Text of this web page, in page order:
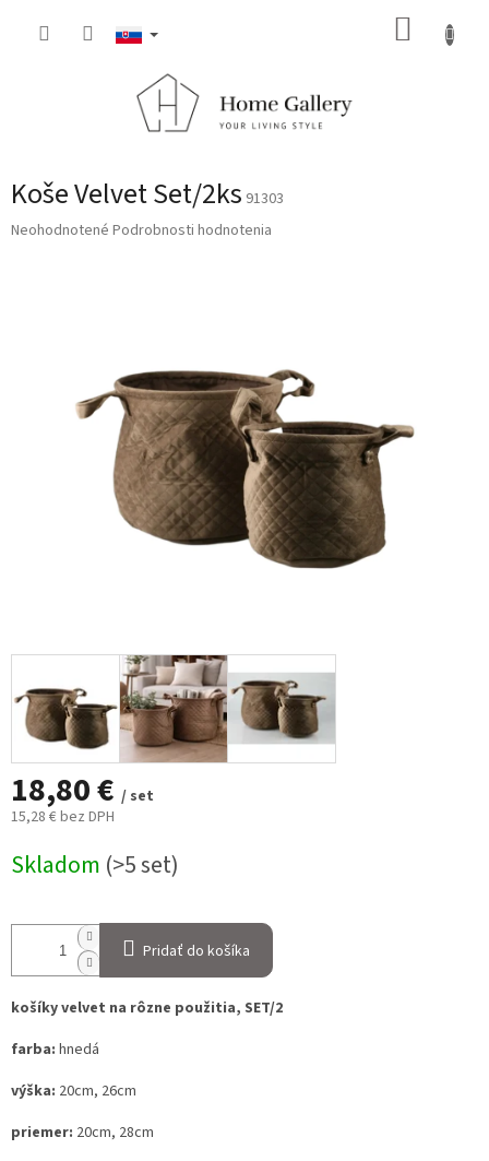
Koše Velvet Set/2ks 91303
Priemerné
Neohodnotené Podrobnosti hodnotenia
18,80 € / set
15,28 € bez DPH
cena:
Skladom (>5 set)
Pridať do košíka
košíky velvet na rôzne použitia, SET/2
farba: hnedá
výška: 20cm, 26cm
priemer: 20cm, 28cm